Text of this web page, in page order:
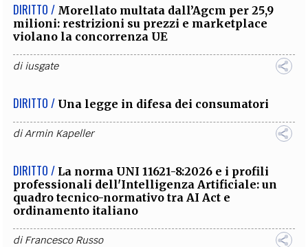
DIRITTO / Morellato multata dall’Agcm per 25,9
milioni: restrizioni su prezzi e marketplace
violano la concorrenza UE
diiusgate
DIRITTO / Una legge in difesa dei consumatori
diArmin Kapeller
DIRITTO / La norma UNI 11621-8:2026 e i profili
professionali dell'Intelligenza Artificiale: un
quadro tecnico-normativo tra AI Act e
ordinamento italiano
diFrancesco Russo